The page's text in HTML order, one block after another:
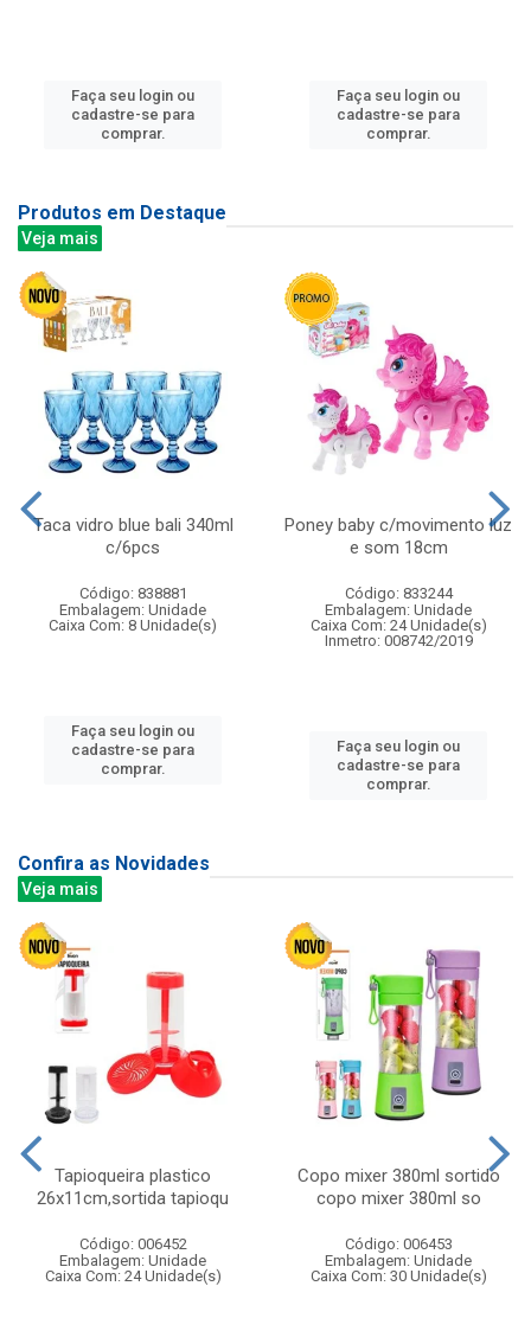
Faça seu login ou
cadastre-se para
comprar.
Faça seu login ou
cadastre-se para
comprar.
Produtos em Destaque
Veja mais
Taca vidro blue bali 340ml
c/6pcs
Código: 838881
Embalagem: Unidade
Caixa Com: 8 Unidade(s)
Faça seu login ou
cadastre-se para
comprar.
Poney baby c/movimento luz
e som 18cm
Código: 833244
Embalagem: Unidade
Caixa Com: 24 Unidade(s)
Inmetro: 008742/2019
Faça seu login ou
cadastre-se para
comprar.
Confira as Novidades
Veja mais
Tapioqueira plastico
26x11cm,sortida tapioqu
Código: 006452
Embalagem: Unidade
Caixa Com: 24 Unidade(s)
Copo mixer 380ml sortido
copo mixer 380ml so
Código: 006453
Embalagem: Unidade
Caixa Com: 30 Unidade(s)